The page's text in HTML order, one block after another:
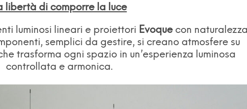
libertà di comporre la luce
luminosi lineari e proiettori Evoque con
semplici da gestire, si creano atmosfere su
trasforma ogni spazio in un’esperienza luminosa
controllata e armonica.